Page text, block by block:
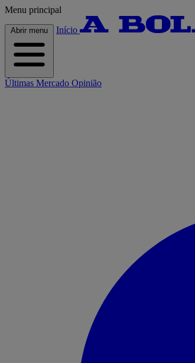
Menu principal
Abrir menu Início
Últimas Mercado Opinião